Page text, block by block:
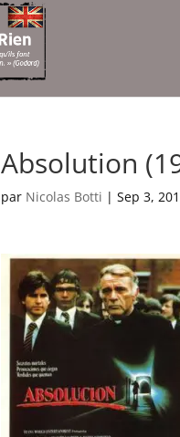
Absolution
par Nicolas Botti |Sep 3,